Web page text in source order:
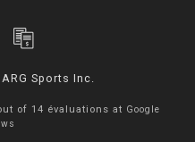
Sports Inc.
of 14 évaluations at Google